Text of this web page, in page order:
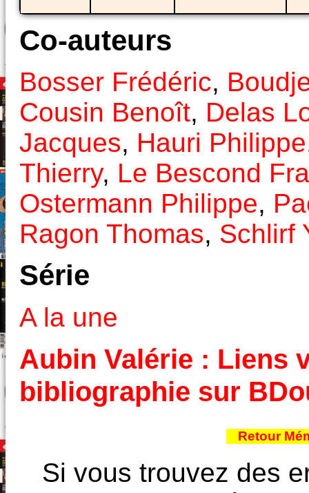
Co-auteurs
Bosser Frédéric,
Cousin Benoît, Delas
Jacques, Hauri Philippe
Thierry, Le Bescond
Ostermann Philippe,
Ragon Thomas, Schlirf
Série
A la une
Aubin Valérie : Liens
bibliographie sur
Retour
Si vous trouvez des